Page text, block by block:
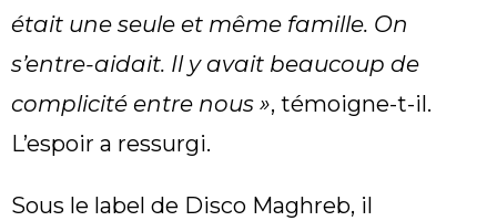
était une seule et même famille. On
s’entre-aidait. Il y avait beaucoup de
complicité entre nous », témoigne-t-il.
L’espoir a ressurgi.
Sous le label de Disco Maghreb, il